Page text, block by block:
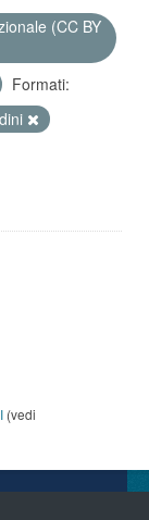
(CC BY
Formati:
(vedi